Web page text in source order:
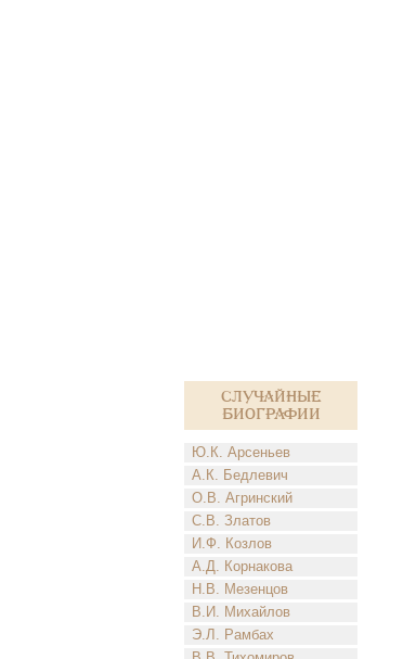
Случайные
биографии
Ю.К. Арсеньев
А.К. Бедлевич
О.В. Агринский
С.В. Златов
И.Ф. Козлов
А.Д. Корнакова
Н.В. Мезенцов
В.И. Михайлов
Э.Л. Рамбах